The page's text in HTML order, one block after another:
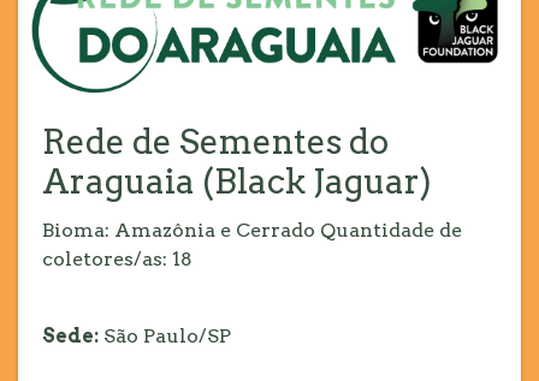
Rede de Sementes do
Araguaia (Black Jaguar)
Bioma: Amazônia e Cerrado Quantidade de
coletores/as: 18
Sede: São Paulo/SP